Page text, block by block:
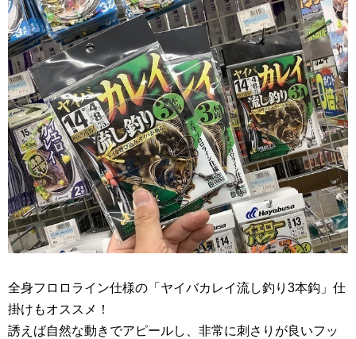
全身フロロライン仕様の「ヤイバカレイ流し釣り3本鈎」仕
掛けもオススメ！
誘えば自然な動きでアピールし、非常に刺さりが良いフッ